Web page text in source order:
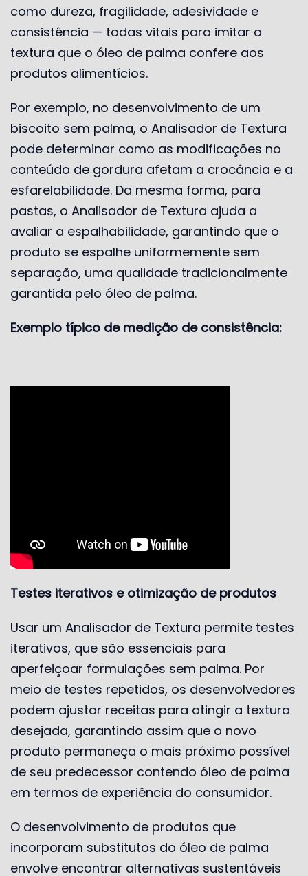
como dureza, fragilidade, adesividade e
consistência — todas vitais para imitar a
textura que o óleo de palma confere aos
produtos alimentícios.
Por exemplo, no desenvolvimento de um
biscoito sem palma, o Analisador de Textura
pode determinar como as modificações no
conteúdo de gordura afetam a crocância e a
esfarelabilidade. Da mesma forma, para
pastas, o Analisador de Textura ajuda a
avaliar a espalhabilidade, garantindo que o
produto se espalhe uniformemente sem
separação, uma qualidade tradicionalmente
garantida pelo óleo de palma.
Exemplo típico de medição de consistência:
Testes iterativos e otimização de produtos
Usar um Analisador de Textura permite testes
iterativos, que são essenciais para
aperfeiçoar formulações sem palma. Por
meio de testes repetidos, os desenvolvedores
podem ajustar receitas para atingir a textura
desejada, garantindo assim que o novo
produto permaneça o mais próximo possível
de seu predecessor contendo óleo de palma
em termos de experiência do consumidor.
O desenvolvimento de produtos que
incorporam substitutos do óleo de palma
envolve encontrar alternativas sustentáveis ​​